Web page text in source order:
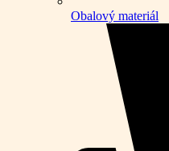
Obalový materiál